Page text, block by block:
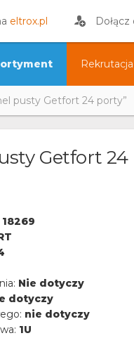
eltrox.pl
pusty Getfort 24 porty”
Getfort 24
18269
Nie dotyczy
dotyczy
nie dotyczy
1U